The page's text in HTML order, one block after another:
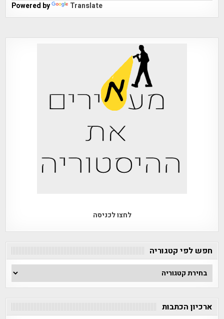
Powered by Translate
לחצו לכניסה
חפש לפי קטגוריה
חפש
לפי
ארכיון הכתבות